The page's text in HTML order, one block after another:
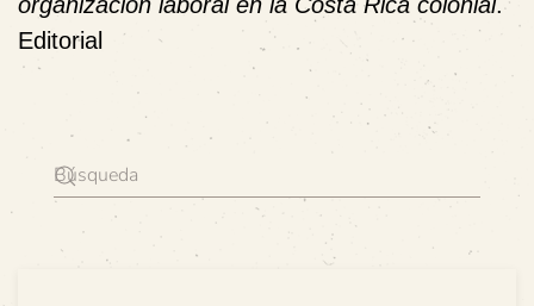
Editorial